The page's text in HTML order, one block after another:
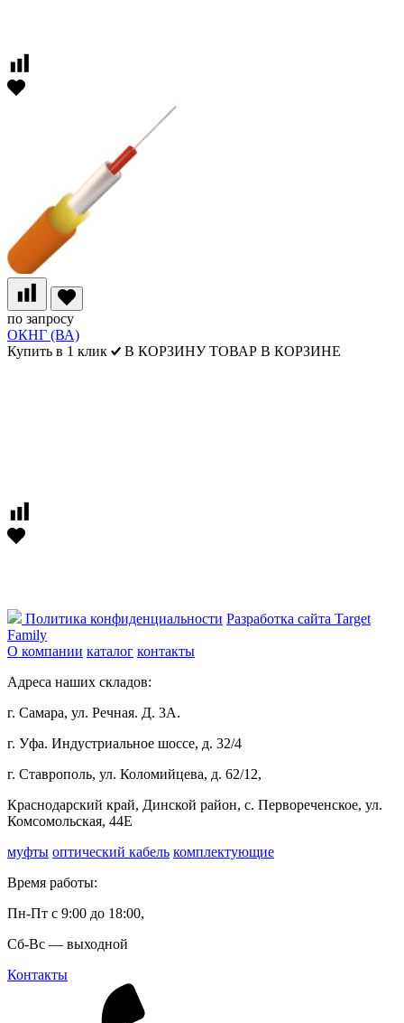
по запросу
ОКНГ (ВА)
Купить в 1 клик
В КОРЗИНУ ТОВАР В КОРЗИНЕ
Политика конфиденциальности Разработка сайта Target
Family
О компании каталог контакты
Адреса наших складов:
г. Самара, ул. Речная. Д. 3А.
г. Уфа. Индустриальное шоссе, д. 32/4
г. Ставрополь, ул. Коломийцева, д. 62/12,
Краснодарский край, Динской район, с. Первореченское, ул.
Комсомольская, 44Е
муфты оптический кабель комплектующие
Время работы:
Пн-Пт с 9:00 до 18:00,
Сб-Вс — выходной
Контакты